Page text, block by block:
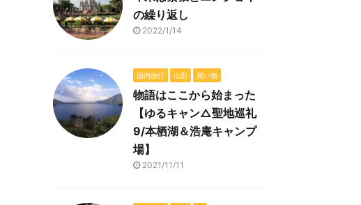
の繰り返し
2022/1/14
国内旅行 山梨 買い物
物語はここから始まった
【ゆるキャン△聖地巡礼
9/本栖湖＆浩庵キャンプ
場】
2021/11/11